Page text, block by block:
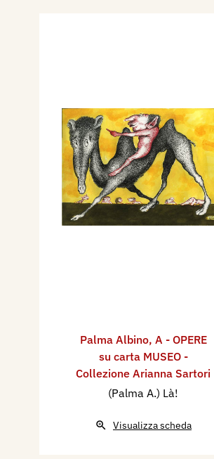
Palma Albino, A - OPERE
su carta MUSEO -
Collezione Arianna Sartori
(Palma A.) Là!
Visualizza scheda